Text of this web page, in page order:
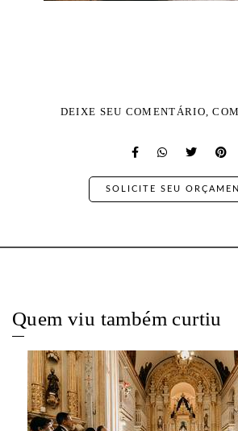
DEIXE SEU COMENTÁRIO,
SOLICITE SEU
Quem viu também curtiu